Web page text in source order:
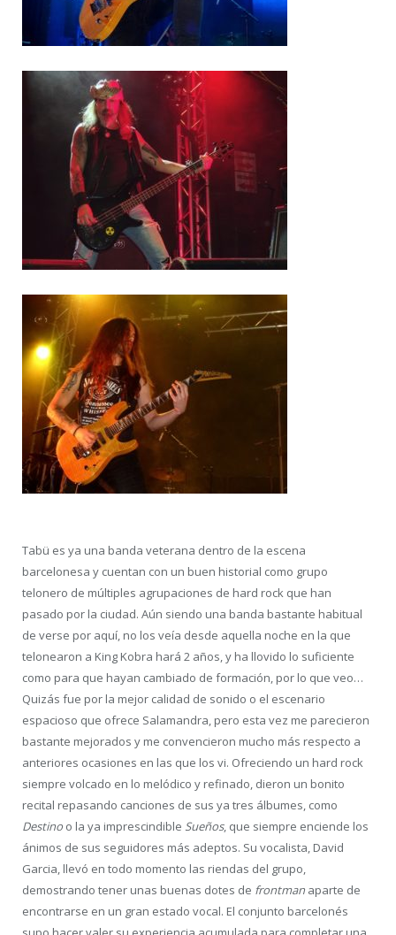
Tabü es ya una banda veterana dentro de la escena
barcelonesa y cuentan con un buen historial como grupo
telonero de múltiples agrupaciones de hard rock que han
pasado por la ciudad. Aún siendo una banda bastante habitual
de verse por aquí, no los veía desde aquella noche en la que
telonearon a King Kobra hará 2 años, y ha llovido lo suficiente
como para que hayan cambiado de formación, por lo que veo…
Quizás fue por la mejor calidad de sonido o el escenario
espacioso que ofrece Salamandra, pero esta vez me parecieron
bastante mejorados y me convencieron mucho más respecto a
anteriores ocasiones en las que los vi. Ofreciendo un hard rock
siempre volcado en lo melódico y refinado, dieron un bonito
recital repasando canciones de sus ya tres álbumes, como
Destino o la ya imprescindible Sueños, que siempre enciende los
ánimos de sus seguidores más adeptos. Su vocalista, David
Garcia, llevó en todo momento las riendas del grupo,
demostrando tener unas buenas dotes de frontman aparte de
encontrarse en un gran estado vocal. El conjunto barcelonés